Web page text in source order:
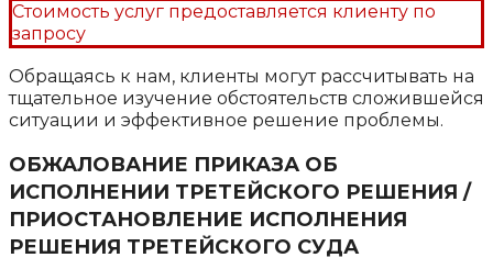
Стоимость услуг предоставляется клиенту по
запросу
Обращаясь к нам, клиенты могут рассчитывать на
тщательное изучение обстоятельств сложившейся
ситуации и эффективное решение проблемы.
ОБЖАЛОВАНИЕ ПРИКАЗА ОБ
ИСПОЛНЕНИИ ТРЕТЕЙСКОГО РЕШЕНИЯ /
ПРИОСТАНОВЛЕНИЕ ИСПОЛНЕНИЯ
РЕШЕНИЯ ТРЕТЕЙСКОГО СУДА